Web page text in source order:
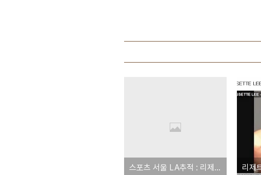
스포츠 서울 LA추적 : 리제트리 양부모 지난 7월 이미 주거지 옮겨